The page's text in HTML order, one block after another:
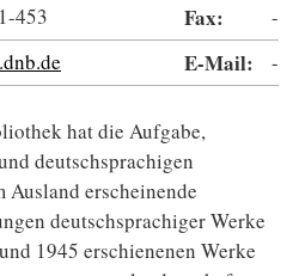
453 Fax: -
E-Mail: -
hat die Aufgabe,
deutschsprachigen
erscheinende
deutschsprachiger Werke
1945 erschienenen Werke